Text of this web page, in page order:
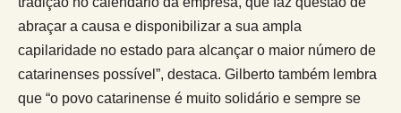
abraçar a causa e disponibilizar a sua ampla
capilaridade no estado para alcançar o maior número de
catarinenses possível”, destaca. Gilberto também lembra
que “o povo catarinense é muito solidário e sempre se